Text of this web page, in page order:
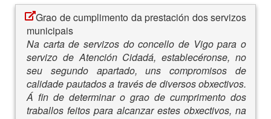
Grao de cumplimento da prestación dos servizos
municipais
Na carta de servizos do concello de Vigo para o
servizo de Atención Cidadá, establecéronse, no
seu segundo apartado, uns compromisos de
calidade pautados a través de diversos obxectivos.
Á fin de determinar o grao de cumprimento dos
traballos feitos para alcanzar estes obxectivos, na